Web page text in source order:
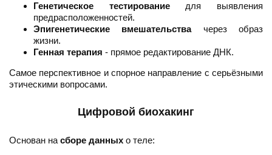
Генетическое тестированиедля выявления
предрасположенностей.
Эпигенетические вмешательствачерез образ
жизни.
Генная терапия - прямое редактирование ДНК.
Самое перспективное и спорное направление с серьёзными
этическими вопросами.
Цифровой биохакинг
Основан на сборе данных о теле: